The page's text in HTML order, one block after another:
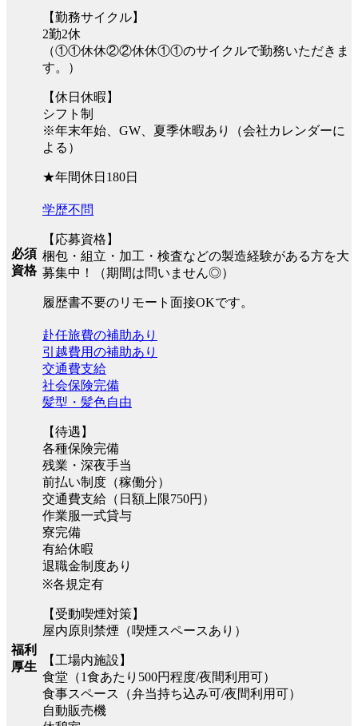
【勤務サイクル】
2勤2休
（①①休休②②休休①①のサイクルで勤務いただきま
す。）
【休日休暇】
シフト制
※年末年始、GW、夏季休暇あり（会社カレンダーに
よる）
★年間休日180日
必須
資格
学歴不問
【応募資格】
梱包・組立・加工・検査などの製造経験がある方を大
募集中！（期間は問いません◎）
履歴書不要のリモート面接OKです。
福利
厚生
赴任旅費の補助あり
引越費用の補助あり
交通費支給
社会保険完備
髪型・髪色自由
【待遇】
各種保険完備
残業・深夜手当
前払い制度（稼働分）
交通費支給（日額上限750円）
作業服一式貸与
寮完備
有給休暇
退職金制度あり
※各規定有
【受動喫煙対策】
屋内原則禁煙（喫煙スペースあり）
【工場内施設】
食堂（1食あたり500円程度/夜間利用可）
食事スペース（弁当持ち込み可/夜間利用可）
自動販売機